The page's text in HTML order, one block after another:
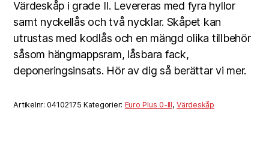
Värdeskåp i grade II. Levereras med fyra hyllor
samt nyckellås och två nycklar. Skåpet kan
utrustas med kodlås och en mängd olika tillbehör
såsom hängmappsram, låsbara fack,
deponeringsinsats. Hör av dig så berättar vi mer.
Artikelnr:04102175 Kategorier: Euro Plus 0-III,Värdeskåp